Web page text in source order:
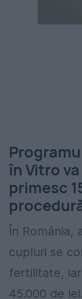
în Vitro
primesc
În România,
cupluri se
fertilitate,
45.000 de